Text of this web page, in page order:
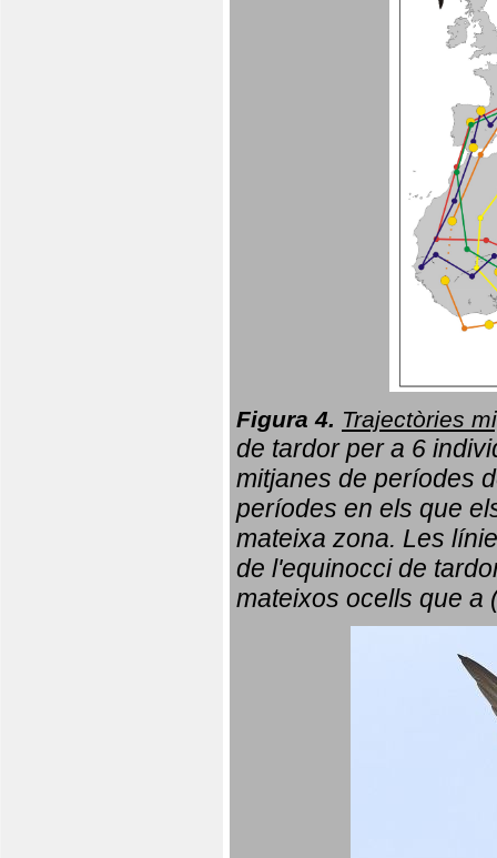
Figura 4. Trajectòries
de tardor per a 6
mitjanes de períodes
períodes en els que
mateixa zona. Les
de l'equinocci de
mateixos ocells que a